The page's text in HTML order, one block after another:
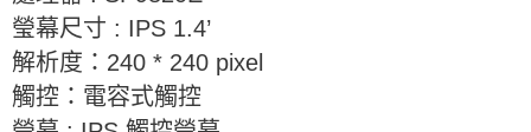
瑩幕尺寸 : IPS 1.4’
解析度： 240 * 240 pixel
觸控：電容式觸控